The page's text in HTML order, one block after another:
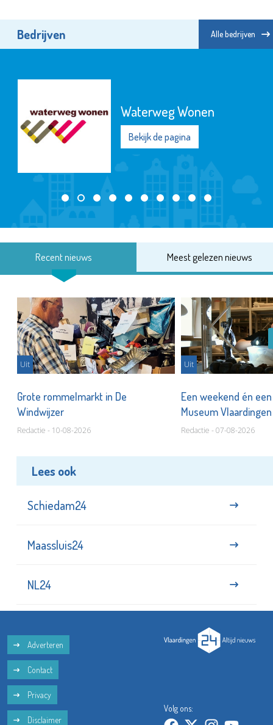
Bedrijven Alle bedrijven
Waterweg Wonen
Bekijk de pagina
Recent nieuws Meest gelezen nieuws
Uit
Grote rommelmarkt in De
Windwijzer
Redactie - 10-08-2026
Uit
Een weekend én
Museum
Redactie - 07-08-2026
Lees ook
Schiedam24
Maassluis24
NL24
Adverteren
Contact
Privacy
Disclaimer
Volg ons: